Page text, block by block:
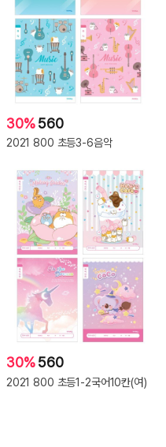
30%560
2021 800 초등3-6음악
30%560
2021 800 초등1-2국어10칸(여)